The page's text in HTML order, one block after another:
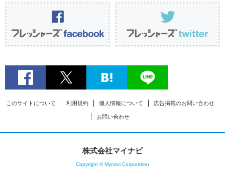
このサイトについて 利用規約 個人情報について 広告掲載のお問い合わせ
お問い合わせ
株式会社マイナビ
Copyright © Mynavi Corporation